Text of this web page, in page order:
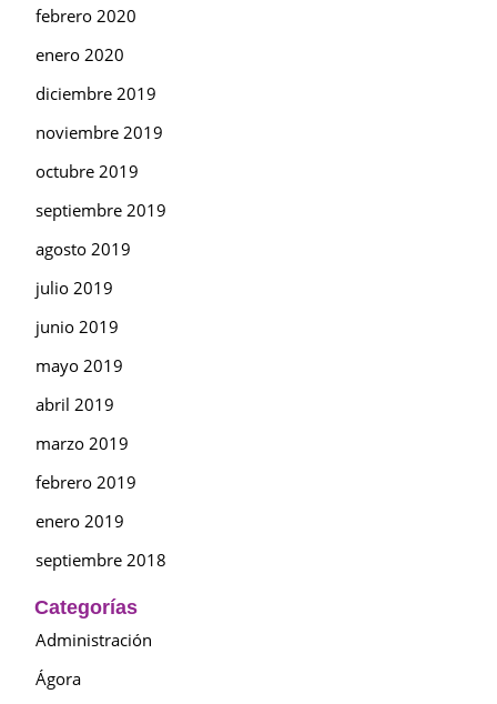
febrero 2020
enero 2020
diciembre 2019
noviembre 2019
octubre 2019
septiembre 2019
agosto 2019
julio 2019
junio 2019
mayo 2019
abril 2019
marzo 2019
febrero 2019
enero 2019
septiembre 2018
Categorías
Administración
Ágora